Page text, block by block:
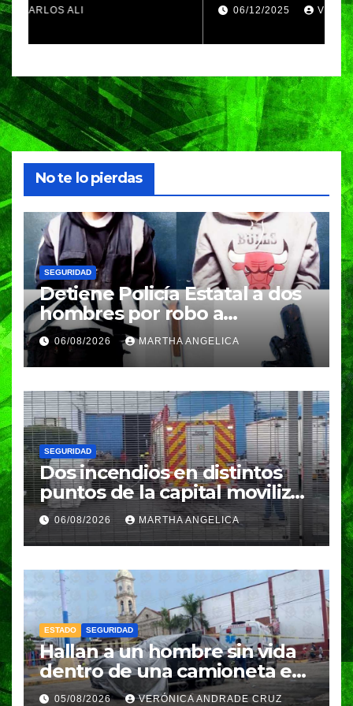
ciudadanos que
06/12/2025 VERÓNICA ANDRADE CRUZ
No te lo pierdas
SEGURIDAD
Detiene Policía Estatal a dos
hombres por robo a
transeúnte
06/08/2026 MARTHA ANGELICA
SEGURIDAD
Dos incendios en distintos
puntos de la capital movilizan
a cuerpos de emergencia
06/08/2026 MARTHA ANGELICA
ESTADO SEGURIDAD
Hallan a un hombre sin vida
dentro de una camioneta en
Tenampulco; investigan
05/08/2026 VERÓNICA ANDRADE CRUZ